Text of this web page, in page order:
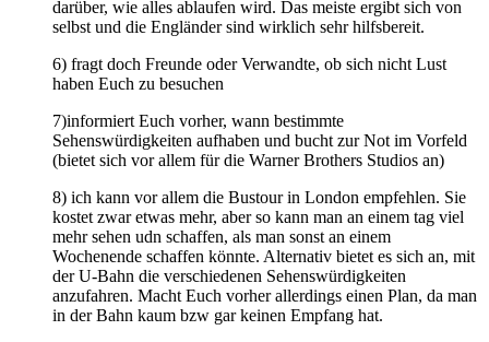
darüber, wie alles ablaufen wird. Das meiste ergibt sich von
selbst und die Engländer sind wirklich sehr hilfsbereit.
6) fragt doch Freunde oder Verwandte, ob sich nicht Lust
haben Euch zu besuchen
7)informiert Euch vorher, wann bestimmte
Sehenswürdigkeiten aufhaben und bucht zur Not im Vorfeld
(bietet sich vor allem für die Warner Brothers Studios an)
8) ich kann vor allem die Bustour in London empfehlen. Sie
kostet zwar etwas mehr, aber so kann man an einem tag viel
mehr sehen udn schaffen, als man sonst an einem
Wochenende schaffen könnte. Alternativ bietet es sich an, mit
der U-Bahn die verschiedenen Sehenswürdigkeiten
anzufahren. Macht Euch vorher allerdings einen Plan, da man
in der Bahn kaum bzw gar keinen Empfang hat.